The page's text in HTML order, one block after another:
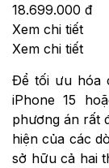
18.699.000 đ
Xem chi tiết
Xem chi tiết
Để tối ưu hóa
iPhone 15
phương án rất
hiện của các
sở hữu cả hai